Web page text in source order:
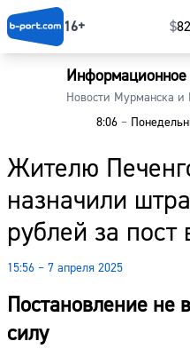
16+ $
Информационное
Новости Мурманска и
8:06 –
Жителю
назначили
рублей за
15:56 – 7 апреля 2025
Постановление не
силу
Главная
Наши гости
Погода
Курсы валют